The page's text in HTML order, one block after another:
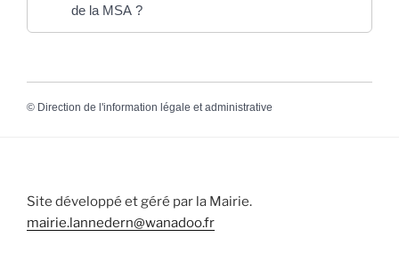
de la MSA ?
© Direction de l'information légale et administrative
Site développé et géré par la Mairie.
mairie.lannedern@wanadoo.fr